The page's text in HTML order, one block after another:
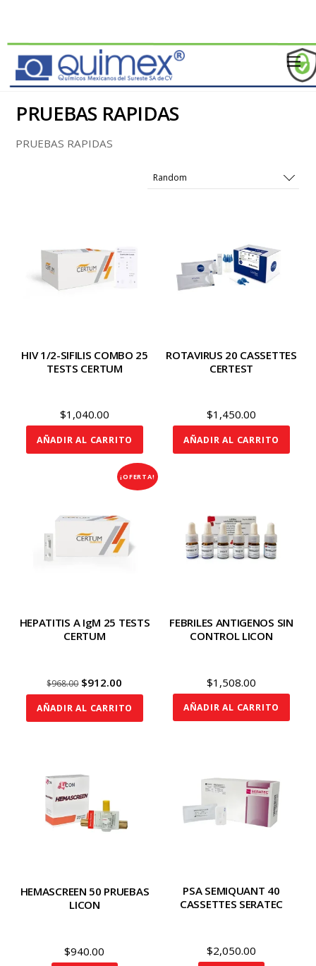
PRUEBAS RAPIDAS
PRUEBAS RAPIDAS
HIV 1/2-SIFILIS COMBO 25
TESTS CERTUM
$1,040.00
AÑADIR AL CARRITO
ROTAVIRUS 20 CASSETTES
CERTEST
$1,450.00
AÑADIR AL CARRITO
¡OFERTA!
HEPATITIS A IgM 25 TESTS
CERTUM
$968.00 Original
price
$912.00
price
AÑADIR AL CARRITO
FEBRILES ANTIGENOS SIN
CONTROL LICON
$1,508.00
AÑADIR AL CARRITO
PSA SEMIQUANT 40
CASSETTES SERATEC
$2,050.00
HEMASCREEN 50 PRUEBAS
LICON
$940.00